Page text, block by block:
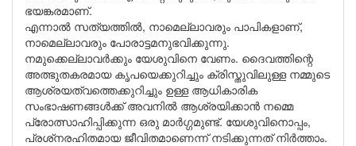
ഭയങ്കരമാണ്.
എന്നാൽ സത്യത്തിൽ, നാമെല്ലാവരും പാപികളാണ്,
നാമെല്ലാവരും പോരാട്ടമനുഭവിക്കുന്നു.
നമുക്കെല്ലാവർക്കും യേശുവിനെ വേണം. ദൈവത്തിന്റെ
അത്ഭുതകരമായ കൃപയെക്കുറിച്ചും ക്രിസ്തുവിലുള്ള നമ്മുടെ
ആശ്രയത്വത്തെക്കുറിച്ചും ഉള്ള ആധികാരിക
സംഭാഷണങ്ങൾക്ക് അവനിൽ ആശ്രയിക്കാൻ നമ്മെ
പ്രോത്സാഹിപ്പിക്കുന്ന ഒരു മാർഗ്ഗമുണ്ട്. യേശുവിനൊപ്പം,
പ്രശ്‌നരഹിതമായ ജീവിതമാണെന്ന് നടിക്കുന്നത് നിർത്താം.